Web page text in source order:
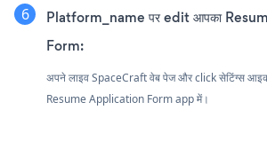
Platform_name पर edit आपका
Form:
अपने लाइव SpaceCraft वेब पेज और click सेटिंग्स
Resume Application Form app में।